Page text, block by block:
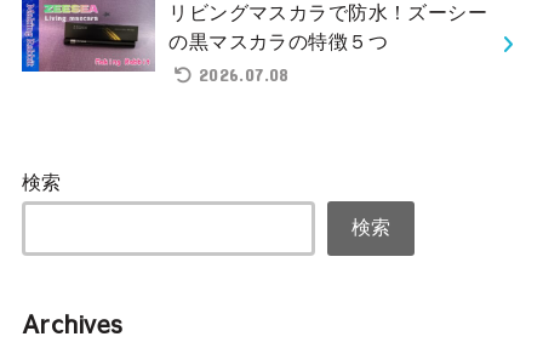
リビングマスカラで防水！ズーシー
の黒マスカラの特徴５つ
2026.07.08
検索
検索
Archives